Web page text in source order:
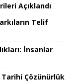
Açıklandı
Telif
İnsanlar
Tarihi Çözünürlük